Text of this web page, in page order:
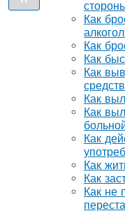
Как
Как
Как
Как
Как
Как
Как
Как
Как
Как не